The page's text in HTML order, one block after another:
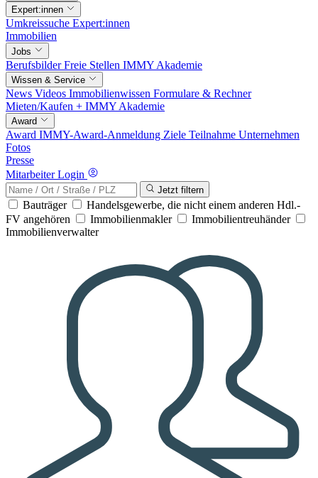
Expert:innen
Umkreissuche Expert:innen
Immobilien
Jobs
BerufsbilderFreie Stellen IMMY Akademie
Wissen & Service
News Videos Immobilienwissen Formulare & Rechner
Mieten/Kaufen + IMMY Akademie
Award
Award IMMY-Award-Anmeldung Ziele Teilnahme Unternehmen
Fotos
Presse
Mitarbeiter Login
Jetzt filtern
Bauträger
Handelsgewerbe, die nicht einem anderen Hdl.-
FV angehören
Immobilienmakler
Immobilientreuhänder
Immobilienverwalter